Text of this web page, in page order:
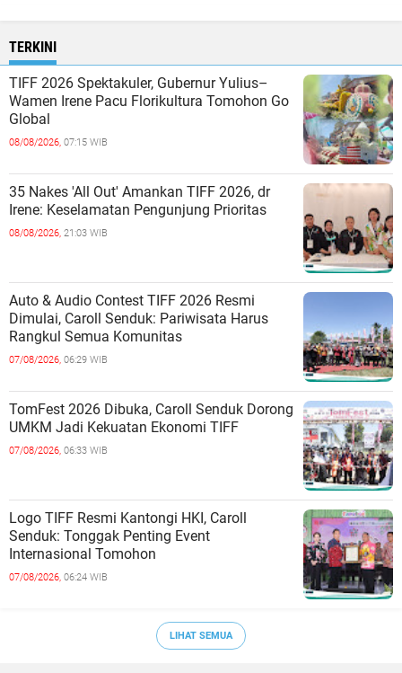
TERKINI
TIFF 2026 Spektakuler, Gubernur Yulius–
Wamen Irene Pacu Florikultura Tomohon Go
Global
08/08/2026, 07:15 WIB
35 Nakes 'All Out' Amankan TIFF 2026, dr
Irene: Keselamatan Pengunjung Prioritas
08/08/2026, 21:03 WIB
Auto & Audio Contest TIFF 2026 Resmi
Dimulai, Caroll Senduk: Pariwisata Harus
Rangkul Semua Komunitas
07/08/2026, 06:29 WIB
TomFest 2026 Dibuka, Caroll Senduk Dorong
UMKM Jadi Kekuatan Ekonomi TIFF
07/08/2026, 06:33 WIB
Logo TIFF Resmi Kantongi HKI, Caroll
Senduk: Tonggak Penting Event
Internasional Tomohon
07/08/2026, 06:24 WIB
LIHAT SEMUA